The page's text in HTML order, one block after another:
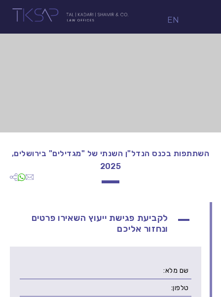
EN
השתתפות בכנס הנדל"ן השנתי של "מגדילים" בירושלים,
2025
לקביעת פגישת ייעוץ השאירו פרטים
ונחזור אליכם